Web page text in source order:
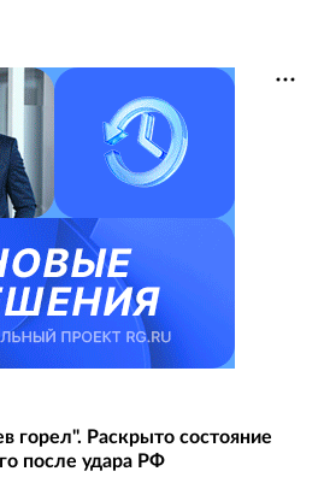
горел". Раскрыто состояние
после удара РФ